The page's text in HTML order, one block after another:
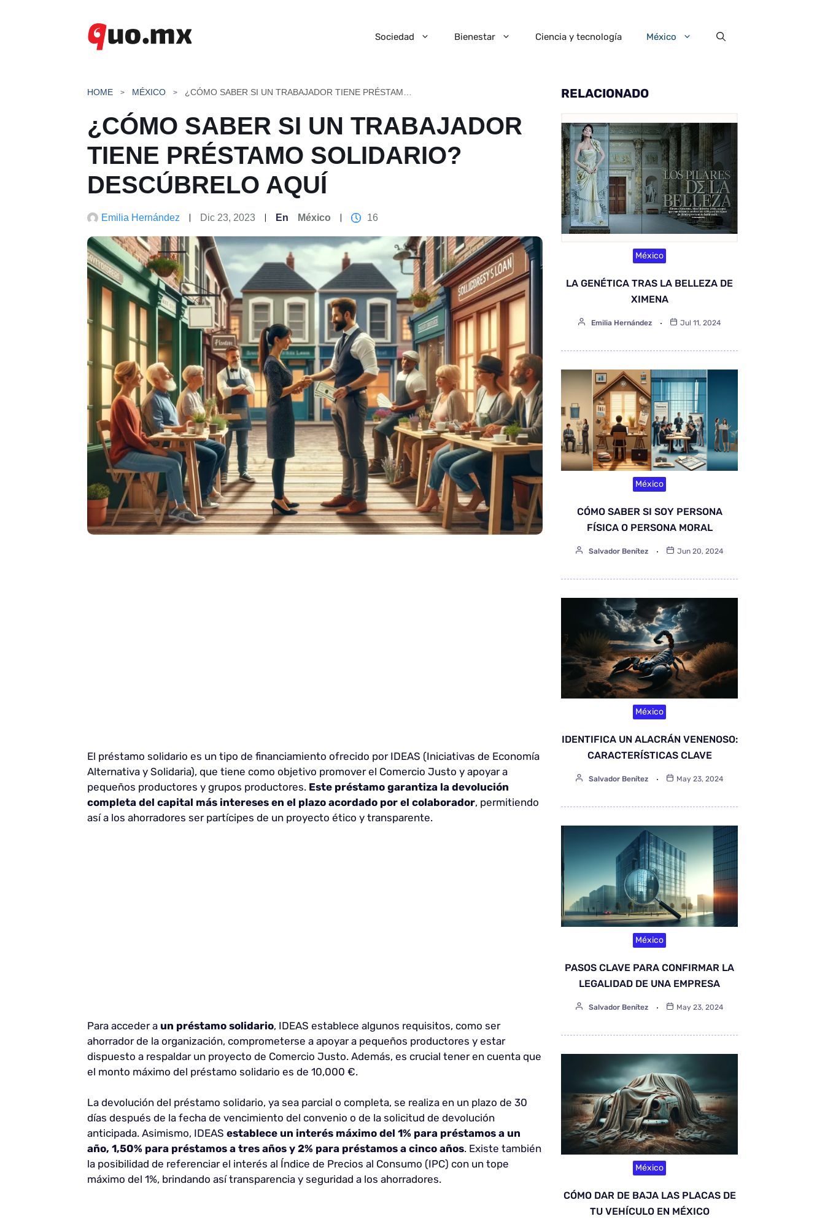
Sociedad Bienestar Ciencia y tecnología México
HOME MÉXICO
¿CÓMO SABER SI UN TRABAJADOR
TIENE PRÉSTAMO SOLIDARIO?
DESCÚBRELO AQUÍ
Emilia Hernández Dic 23, 2023 En México 16
El préstamo solidario es un tipo de financiamiento ofrecido por IDEAS (Iniciativas de Economía
Alternativa y Solidaria), que tiene como objetivo promover el Comercio Justo y apoyar a
pequeños productores y grupos productores. Este préstamo garantiza la devolución
completa del capital más intereses en el plazo acordado por el colaborador, permitiendo
así a los ahorradores ser partícipes de un proyecto ético y transparente.
Para acceder a un préstamo solidario, IDEAS establece algunos requisitos, como ser
ahorrador de la organización, comprometerse a apoyar a pequeños productores y estar
dispuesto a respaldar un proyecto de Comercio Justo. Además, es crucial tener en cuenta que
el monto máximo del préstamo solidario es de 10,000 €.
La devolución del préstamo solidario, ya sea parcial o completa, se realiza en un plazo de 30
días después de la fecha de vencimiento del convenio o de la solicitud de devolución
anticipada. Asimismo, IDEAS establece un interés máximo del 1% para préstamos a un
año, 1,50% para préstamos a tres años y 2% para préstamos a cinco años. Existe también
la posibilidad de referenciar el interés al Índice de Precios al Consumo (IPC) con un tope
máximo del 1%, brindando así transparencia y seguridad a los ahorradores.
RELACIONADO
México
LA GENÉTICA TRAS LA BELLEZA DE
XIMENA
Emilia Hernández Jul 11, 2024
México
CÓMO SABER SI SOY PERSONA
FÍSICA O PERSONA MORAL
Salvador Benítez Jun 20, 2024
México
IDENTIFICA UN ALACRÁN VENENOSO:
CARACTERÍSTICAS CLAVE
Salvador Benítez May 23, 2024
México
PASOS CLAVE PARA CONFIRMAR LA
LEGALIDAD DE UNA EMPRESA
Salvador Benítez May 23, 2024
México
CÓMO DAR DE BAJA LAS PLACAS DE
TU VEHÍCULO EN MÉXICO